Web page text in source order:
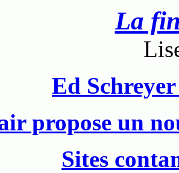
La
Ed
propose un
Sites